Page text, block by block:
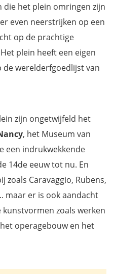
die het plein omringen zijn
even neerstrijken op een
op de prachtige
plein heeft een eigen
werelderfgoedlijst van
zijn ongetwijfeld het
, het Museum van
een indrukwekkende
14de eeuw tot nu. En
zoals Caravaggio, Rubens,
maar er is ook aandacht
zoals werken
operagebouw en het